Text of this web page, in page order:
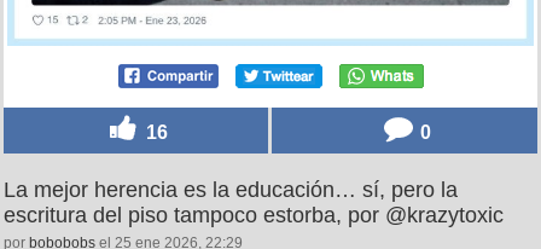
16 0
La mejor herencia es la educación… sí, pero la
escritura del piso tampoco estorba, por @krazytoxic
por bobobobs el 25 ene 2026, 22:29